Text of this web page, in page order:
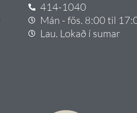
414-1040
Mán - fös. 8:00 til
Lau. Lokað í sumar